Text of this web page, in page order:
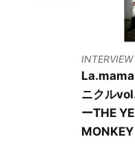
INTERVIEW
La.mama
ニクル
ーTHE